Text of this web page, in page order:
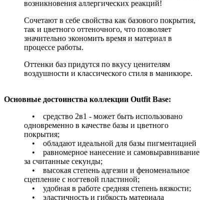
возникновения аллергических реакций!
Сочетают в себе свойства как базового покрытия,
так и цветного оттеночного, что позволяет
значительно экономить время и материал в
процессе работы.
Оттенки баз придутся по вкусу ценителям
воздушности и классического стиля в маникюре.
Основные достоинства коллекции Outfit Base:
• средство 2в1 - может быть использовано
одновременно в качестве базы и цветного
покрытия;
• обладают идеальной для базы пигментацией
• равномерное нанесение и самовыравнивание
за считанные секунды;
• высокая степень адгезии и феноменальное
сцепление с ногтевой пластиной;
• удобная в работе средняя степень вязкости;
• эластичность и гибкость материала